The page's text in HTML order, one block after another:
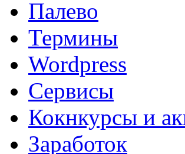
Палево
Термины
Wordpress
Сервисы
Кокнкурсы и
Заработок